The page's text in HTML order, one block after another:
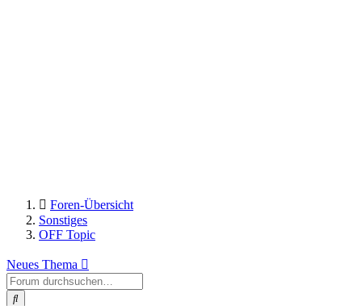
Foren-Übersicht
Sonstiges
OFF Topic
Neues Thema
Suche